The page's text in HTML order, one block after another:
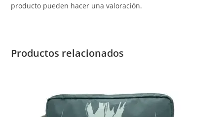
producto pueden hacer una valoración.
Productos relacionados